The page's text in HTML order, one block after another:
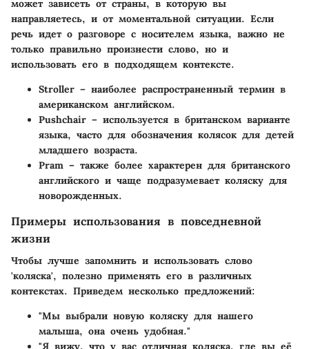
может зависеть от страны, в которую вы
направляетесь, и от моментальной ситуации. Если
речь идет о разговоре с носителем языка, важно не
только правильно произнести слово, но и
использовать его в подходящем контексте.
Stroller – наиболее распространенный термин в
американском английском.
Pushchair – используется в британском варианте
языка, часто для обозначения колясок для детей
младшего возраста.
Pram – также более характерен для британского
английского и чаще подразумевает коляску для
новорожденных.
Примеры использования в повседневной
жизни
Чтобы лучше запомнить и использовать слово
'коляска', полезно применять его в различных
контекстах. Приведем несколько предложений:
"Мы выбрали новую коляску для нашего
малыша, она очень удобная."
"Я вижу, что у вас отличная коляска, где вы её